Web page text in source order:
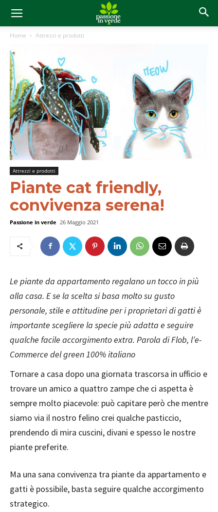
Home Attrezzi e prodotti
Attrezzi e prodotti
Piante cat friendly,
convivenza serena!
Passione in verde 26 Maggio 2021
Le piante da appartamento regalano un tocco in più
alla casa. E se la scelta si basa molto su gusto
personale, stile e attitudine per i proprietari di gatti è
importante scegliere la specie più adatta e seguire
qualche facile accorgimento extra. Parola di Flob, l’e-
Commerce del green 100% italiano
Tornare a casa dopo una giornata trascorsa in ufficio e
trovare un amico a quattro zampe che ci aspetta è
sempre molto piacevole: può capitare però che mentre
siamo via il nostro felino crei qualche pasticcio,
prendendo di mira cuscini, divani e spesso le nostre
piante preferite.
Ma una sana convivenza tra piante da appartamento e
gatti è possibile, basta seguire qualche accorgimento
strategico.